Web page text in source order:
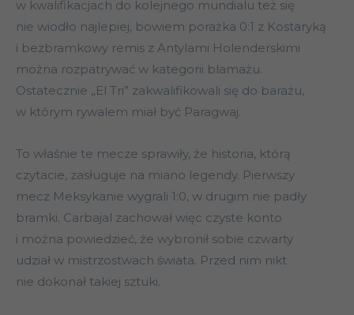
w kwalifikacjach do kolejnego mundialu też się
nie wiodło najlepiej, bowiem porażka 0:1 z Kostaryką
i bezbramkowy remis z Antylami Holenderskimi
można rozpatrywać w kategorii blamażu.
Ostatecznie „El Tri” zakwalifikowali się do barażu,
w którym rywalem miał być Paragwaj.
To właśnie te mecze sprawiły, że historia, którą
czytacie, zasługuje na miano legendy. Pierwszy
mecz Meksykanie wygrali 1:0, w drugim nie padły
bramki. Carbajal zachował więc czyste konto
i można powiedzieć, że wybronił sobie czwarty
udział w mistrzostwach świata. Przed nim nikt
nie dokonał takiej sztuki.